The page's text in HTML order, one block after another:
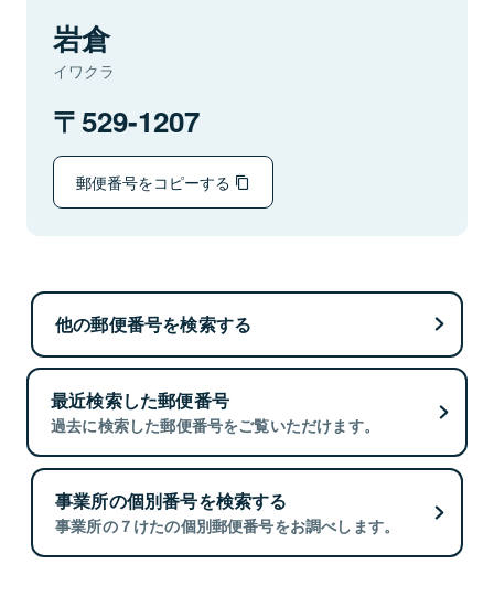
岩倉
イワクラ
529-1207
郵便番号をコピーする
他の郵便番号を検索する
最近検索した郵便番号
過去に検索した郵便番号をご覧いただけます。
事業所の個別番号を検索する
事業所の７けたの個別郵便番号をお調べします。